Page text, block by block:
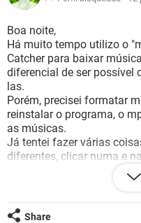
GUIA DE COMPRAS
INSTAGRAM
GUIA DE COMPRAS
CELULAR
OUTLOOK
INSTAGRAM
GUIA DE COMPRAS
CELULAR
OUTLOOK
INSTAGRAM
GUIA DE COMPRAS
Boa noite,
Há muito tempo utilizo o
Catcher para baixar
diferencial de ser possível
las.
Porém, precisei formatar
reinstalar o programa, o
as músicas.
Já tentei fazer várias
diferentes, clicar numa e
play, desinstalar e
Também não consegui
Agradeço se alguém puder
Share